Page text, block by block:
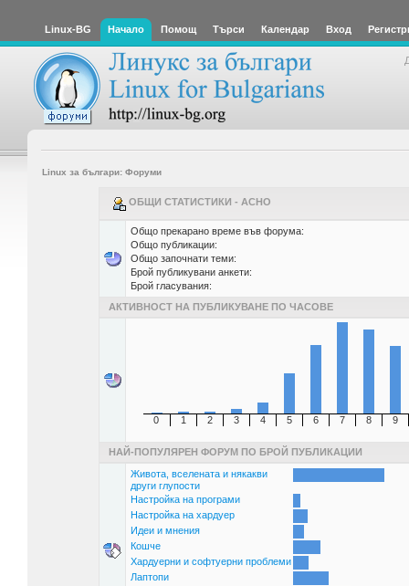
Linux-BG Начало Помощ Търси Календар Вход
Linux за българи: Форуми
ОБЩИ СТАТИСТИКИ - ACHO
Общо прекарано време във форума:
Общо публикации:
Общо започнати теми:
Брой публикувани анкети:
Брой гласувания:
АКТИВНОСТ НА ПУБЛИКУВАНЕ ПО ЧАСОВЕ
0 1 2 3 4 5 6 7 8 9
НАЙ-ПОПУЛЯРЕН ФОРУМ ПО БРОЙ ПУБЛИКАЦИИ
Живота, вселената и някакви
други глупости
Настройка на програми
Настройка на хардуер
Идеи и мнения
Кошче
Хардуерни и софтуерни проблеми
Лаптопи